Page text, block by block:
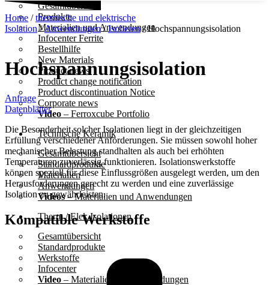
Gesamtübersicht
Produkte
Materialien und Anwendungen
Infocenter Ferrite
Bestellhilfe
New Materials
Product news
Product change notification
Product discontinuation Notice
Corporate news
Video – Ferroxcube Portfolio
Technische Keramik
Gesamtübersicht
Standardprodukte
Materialien
Anwendungen
Videos– Materialien und Anwendungen
Therm / Elek Isolationen
Gesamtübersicht
Standardprodukte
Werkstoffe
Infocenter
Video – Materialien und Anwendungen
Home /thermische und elektrische
Isolation/Anwendungen/Isolieren/ Hoch­spannungs­isolation
Hoch­spannungs­isolation
Anfrage
Datenblätter
Die Besonderheit solcher Isolationen liegt in der gleichzeitigen
Erfüllung verschiedener Anforderungen. Sie müssen sowohl hoher
mechanischer Belastung standhalten als auch bei erhöhten
Temperaturen zuverlässig funktionieren. Isolationswerkstoffe
können speziell für diese Einflussgrößen ausgelegt werden, um den
Herausforderungen gerecht zu werden und eine zuverlässige
Isolation zu gewährleisten.
Kompatible Werkstoffe